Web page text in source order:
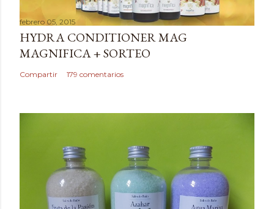
a
r
u
n
c
febrero 05, 2015
HYDRA CONDITIONER MAG
MAGNIFICA + SORTEO
Compartir 179 comentarios